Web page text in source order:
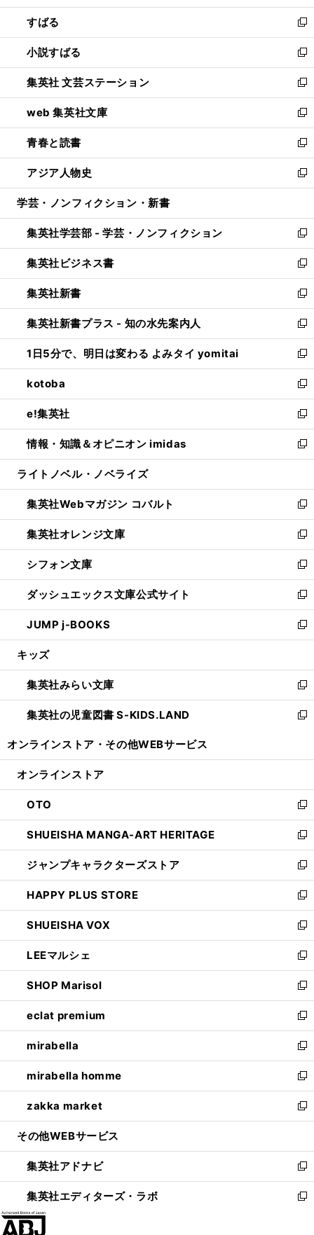
開
く
ウ
で
開
く
ン
ド
ウ
で
開
く
すばる
新
し
い
ウ
ィ
ン
ド
ウ
で
開
く
小説すばる
新
し
い
ウ
ィ
ン
ド
ウ
で
開
集英社 文芸ステーション
新
し
い
ウ
ィ
ン
ド
ウ
開
く
web 集英社文庫
新
し
い
ウ
ィ
ン
ウ
で
開
く
青春と読書
新
し
い
ウ
ン
ド
ウ
で
開
く
アジア人物史
新
し
ウ
ィ
ン
ド
ウ
で
開
く
学芸・ノンフィクション・新書
集英社学芸部 - 学芸・ノンフィクション
新
し
い
ウ
ィ
ン
ド
ウ
で
開
く
集英社ビジネス書
新
し
い
ウ
ィ
ン
ド
ウ
で
開
く
集英社新書
新
し
い
ウ
ィ
ン
ド
ウ
で
開
く
集英社新書プラス - 知の水先案内人
新
し
い
ウ
ィ
ン
ド
ウ
で
開
1日5分で、明日は変わる よみタイ yomitai
新
し
い
ウ
ィ
ン
ド
ウ
開
く
kotoba
新
し
い
ウ
ィ
ン
ウ
で
開
く
e!集英社
新
し
い
ウ
ン
ド
ウ
で
開
く
情報・知識＆オピニオン imidas
新
し
ウ
ィ
ン
ド
ウ
で
開
く
ライトノベル・ノベライズ
集英社Webマガジン コバルト
新
し
い
ウ
ィ
ン
ド
ウ
で
開
集英社オレンジ文庫
新
し
い
ウ
ィ
ン
ド
ウ
開
く
シフォン文庫
新
し
い
ウ
ィ
ン
ウ
で
開
く
ダッシュエックス文庫公式サイト
新
し
い
ウ
ン
ド
ウ
で
JUMP j-BOOKS
新
し
ウ
ィ
ン
ド
開
キッズ
集英社みらい文庫
新
し
い
ン
ウ
で
開
く
集英社の児童図書 S-KIDS.LAND
新
ウ
ン
ド
ウ
で
開
く
オンラインストア・ その他WEBサービス
オンラインストア
OTO
新
し
い
ウ
ィ
ン
ド
ウ
で
開
く
SHUEISHA MANGA-ART HERITAGE
新
し
い
ウ
ィ
ン
ド
ウ
で
開
く
ジャンプキャラクターズストア
新
し
い
ウ
ィ
ン
ド
ウ
で
開
く
HAPPY PLUS STORE
新
し
い
ウ
ィ
ン
ド
ウ
で
開
く
SHUEISHA VOX
新
し
い
ウ
ィ
ン
ド
ウ
で
開
く
LEEマルシェ
新
し
い
ウ
ィ
ン
ド
ウ
で
開
く
SHOP Marisol
新
し
い
ウ
ィ
ン
ド
ウ
で
開
eclat premium
新
し
い
ウ
ィ
ン
ド
ウ
開
く
mirabella
新
し
い
ウ
ィ
ン
ウ
で
開
く
mirabella homme
新
し
い
ウ
ン
ド
ウ
で
zakka market
新
し
ウ
ィ
ン
ド
その他WEBサービス
集英社アドナビ
新
し
い
集英社エディターズ・ラボ
新